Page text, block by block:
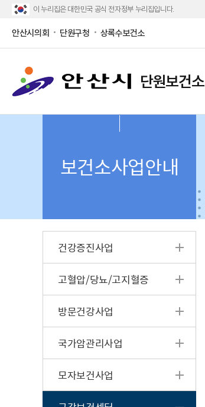
이 누리집은 대한민국 공식 전자정부 누리집입니다.
안산시의회 단원구청 상록수보건소
단원보건소
보건소사업안내
건강증진사업
고혈압/당뇨/고지혈증
방문건강사업
국가암관리사업
모자보건사업